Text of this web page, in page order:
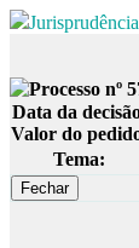
Processo nº
Data da
Valor do
Tema: